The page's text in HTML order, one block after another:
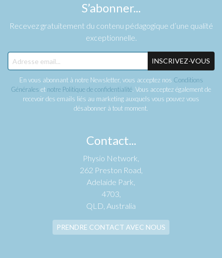
S’abonner...
Recevez gratuitement du contenu pédagogique d’une qualité
exceptionnelle.
INSCRIVEZ-VOUS
En vous abonnant à notre Newsletter, vous acceptez nos Conditions
Générales et notre Politique de confidentialité . Vous acceptez également de
recevoir des emails liés au marketing auxquels vous pouvez vous
désabonner à tout moment.
Contact...
Physio Network,
262 Preston Road,
Adelaide Park,
4703,
QLD, Australia
PRENDRE CONTACT AVEC NOUS